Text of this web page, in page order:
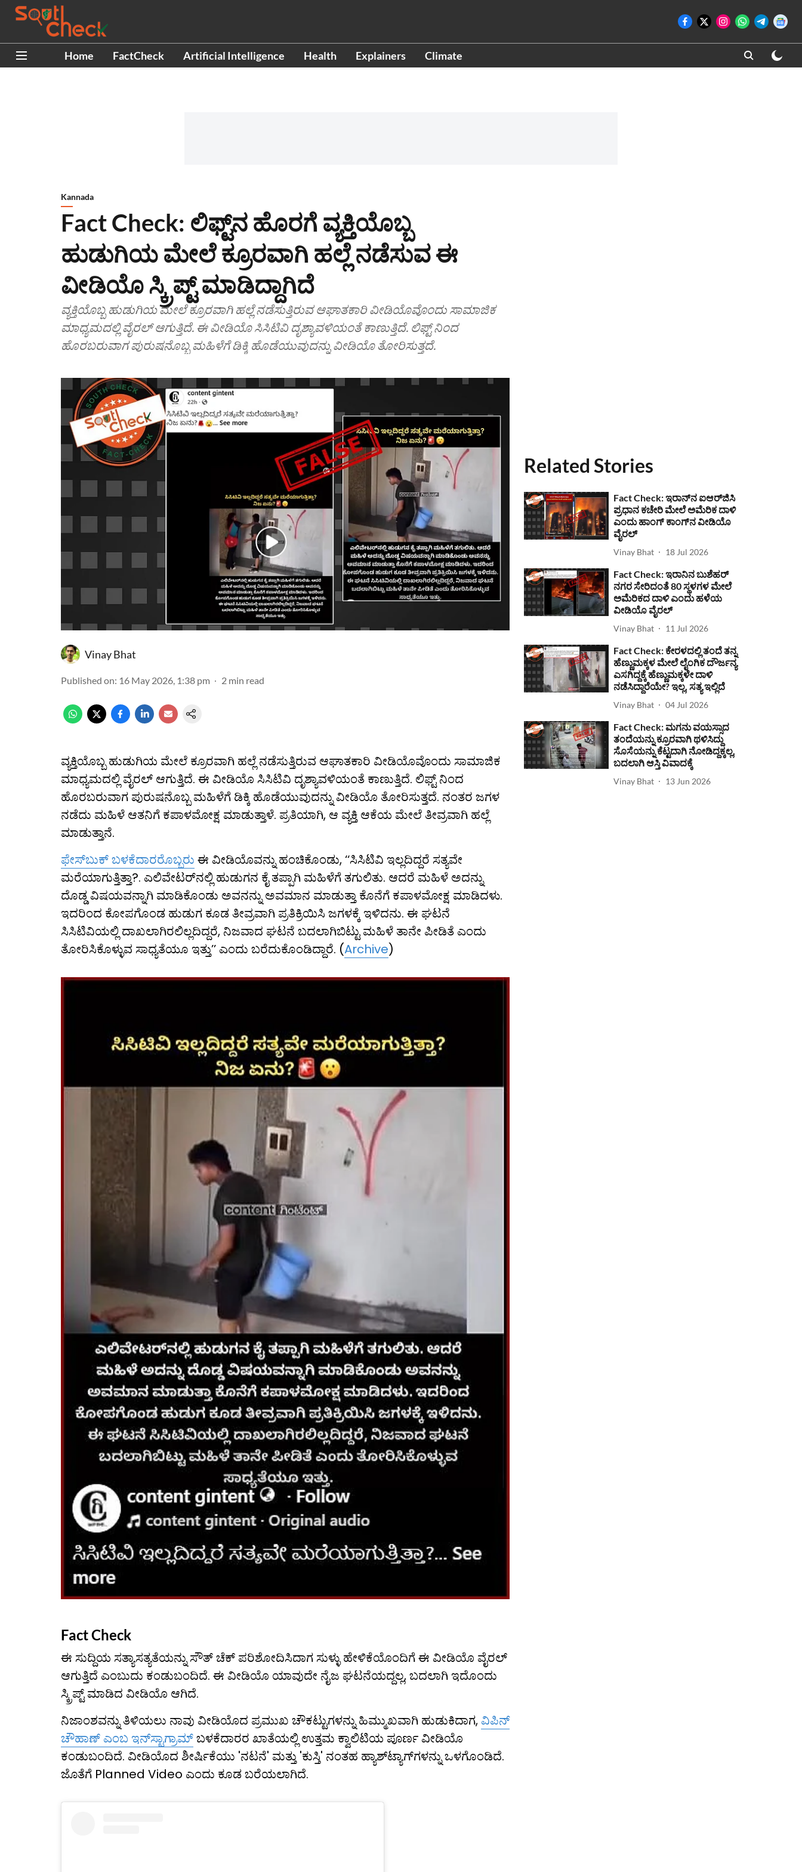
Home FactCheck Artificial Intelligence Health Explainers Climate
Kannada
Fact Check: ಲಿಫ್ಟ್‌ನ ಹೊರಗೆ ವ್ಯಕ್ತಿಯೊಬ್ಬ
ಹುಡುಗಿಯ ಮೇಲೆ ಕ್ರೂರವಾಗಿ ಹಲ್ಲೆ ನಡೆಸುವ ಈ
ವೀಡಿಯೊ ಸ್ಕ್ರಿಪ್ಟ್ ಮಾಡಿದ್ದಾಗಿದೆ
ವ್ಯಕ್ತಿಯೊಬ್ಬ ಹುಡುಗಿಯ ಮೇಲೆ ಕ್ರೂರವಾಗಿ ಹಲ್ಲೆ ನಡೆಸುತ್ತಿರುವ ಆಘಾತಕಾರಿ ವೀಡಿಯೊವೊಂದು ಸಾಮಾಜಿಕ
ಮಾಧ್ಯಮದಲ್ಲಿ ವೈರಲ್ ಆಗುತ್ತಿದೆ. ಈ ವೀಡಿಯೊ ಸಿಸಿಟಿವಿ ದೃಶ್ಯಾವಳಿಯಂತೆ ಕಾಣುತ್ತಿದೆ. ಲಿಫ್ಟ್ ನಿಂದ
ಹೊರಬರುವಾಗ ಪುರುಷನೊಬ್ಬ ಮಹಿಳೆಗೆ ಡಿಕ್ಕಿ ಹೊಡೆಯುವುದನ್ನು ವೀಡಿಯೊ ತೋರಿಸುತ್ತದೆ.
Vinay Bhat
Published on: 16 May 2026, 1:38 pm 2 min read
ವ್ಯಕ್ತಿಯೊಬ್ಬ ಹುಡುಗಿಯ ಮೇಲೆ ಕ್ರೂರವಾಗಿ ಹಲ್ಲೆ ನಡೆಸುತ್ತಿರುವ ಆಘಾತಕಾರಿ ವೀಡಿಯೊವೊಂದು ಸಾಮಾಜಿಕ
ಮಾಧ್ಯಮದಲ್ಲಿ ವೈರಲ್ ಆಗುತ್ತಿದೆ. ಈ ವೀಡಿಯೊ ಸಿಸಿಟಿವಿ ದೃಶ್ಯಾವಳಿಯಂತೆ ಕಾಣುತ್ತಿದೆ. ಲಿಫ್ಟ್ ನಿಂದ
ಹೊರಬರುವಾಗ ಪುರುಷನೊಬ್ಬ ಮಹಿಳೆಗೆ ಡಿಕ್ಕಿ ಹೊಡೆಯುವುದನ್ನು ವೀಡಿಯೊ ತೋರಿಸುತ್ತದೆ. ನಂತರ ಜಗಳ
ನಡೆದು ಮಹಿಳೆ ಆತನಿಗೆ ಕಪಾಳಮೋಕ್ಷ ಮಾಡುತ್ತಾಳೆ. ಪ್ರತಿಯಾಗಿ, ಆ ವ್ಯಕ್ತಿ ಆಕೆಯ ಮೇಲೆ ತೀವ್ರವಾಗಿ ಹಲ್ಲೆ
ಮಾಡುತ್ತಾನೆ.
ಫೇಸ್​ಬುಕ್ ಬಳಕೆದಾರರೊಬ್ಬರು ಈ ವೀಡಿಯೊವನ್ನು ಹಂಚಿಕೊಂಡು, ‘‘ಸಿಸಿಟಿವಿ ಇಲ್ಲದಿದ್ದರೆ ಸತ್ಯವೇ
ಮರೆಯಾಗುತ್ತಿತ್ತಾ?. ಎಲಿವೇಟರ್‌ನಲ್ಲಿ ಹುಡುಗನ ಕೈ ತಪ್ಪಾಗಿ ಮಹಿಳೆಗೆ ತಗುಲಿತು. ಆದರೆ ಮಹಿಳೆ ಅದನ್ನು
ದೊಡ್ಡ ವಿಷಯವನ್ನಾಗಿ ಮಾಡಿಕೊಂಡು ಅವನನ್ನು ಅವಮಾನ ಮಾಡುತ್ತಾ ಕೊನೆಗೆ ಕಪಾಳಮೋಕ್ಷ ಮಾಡಿದಳು.
ಇದರಿಂದ ಕೋಪಗೊಂಡ ಹುಡುಗ ಕೂಡ ತೀವ್ರವಾಗಿ ಪ್ರತಿಕ್ರಿಯಿಸಿ ಜಗಳಕ್ಕೆ ಇಳಿದನು. ಈ ಘಟನೆ
ಸಿಸಿಟಿವಿಯಲ್ಲಿ ದಾಖಲಾಗಿರಲಿಲ್ಲದಿದ್ದರೆ, ನಿಜವಾದ ಘಟನೆ ಬದಲಾಗಿಬಿಟ್ಟು ಮಹಿಳೆ ತಾನೇ ಪೀಡಿತೆ ಎಂದು
ತೋರಿಸಿಕೊಳ್ಳುವ ಸಾಧ್ಯತೆಯೂ ಇತ್ತು’’ ಎಂದು ಬರೆದುಕೊಂಡಿದ್ದಾರೆ. (Archive)
Fact Check
ಈ ಸುದ್ದಿಯ ಸತ್ಯಾಸತ್ಯತೆಯನ್ನು ಸೌತ್ ಚೆಕ್ ಪರಿಶೋದಿಸಿದಾಗ ಸುಳ್ಳು ಹೇಳಿಕೆಯೊಂದಿಗೆ ಈ ವೀಡಿಯೊ ವೈರಲ್
ಆಗುತ್ತಿದೆ ಎಂಬುದು ಕಂಡುಬಂದಿದೆ. ಈ ವೀಡಿಯೊ ಯಾವುದೇ ನೈಜ ಘಟನೆಯದ್ದಲ್ಲ, ಬದಲಾಗಿ ಇದೊಂದು
ಸ್ಕ್ರಿಪ್ಟ್ ಮಾಡಿದ ವೀಡಿಯೊ ಆಗಿದೆ.
ನಿಜಾಂಶವನ್ನು ತಿಳಿಯಲು ನಾವು ವೀಡಿಯೊದ ಪ್ರಮುಖ ಚೌಕಟ್ಟುಗಳನ್ನು ಹಿಮ್ಮುಖವಾಗಿ ಹುಡುಕಿದಾಗ, ವಿಪಿನ್
ಚೌಹಾಣ್ ಎಂಬ ಇನ್‌ಸ್ಟಾಗ್ರಾಮ್ಬಳಕೆದಾರರ ಖಾತೆಯಲ್ಲಿ ಉತ್ತಮ ಕ್ವಾಲಿಟಿಯ ಪೂರ್ಣ ವೀಡಿಯೊ
ಕಂಡುಬಂದಿದೆ. ವೀಡಿಯೊದ ಶೀರ್ಷಿಕೆಯು 'ನಟನೆ' ಮತ್ತು 'ಕುಸ್ತಿ' ನಂತಹ ಹ್ಯಾಶ್‌ಟ್ಯಾಗ್‌ಗಳನ್ನು ಒಳಗೊಂಡಿದೆ.
ಜೊತೆಗೆ Planned Video ಎಂದು ಕೂಡ ಬರೆಯಲಾಗಿದೆ.
Related Stories
Fact Check: ಇರಾನ್‌ನ ಐಆರ್‌ಜಿಸಿ
ಪ್ರಧಾನ ಕಚೇರಿ ಮೇಲೆ ಅಮೆರಿಕ ದಾಳಿ
ಎಂದು ಹಾಂಗ್ ಕಾಂಗ್​ನ ವೀಡಿಯೊ
ವೈರಲ್
Vinay Bhat 18 Jul 2026
Fact Check: ಇರಾನಿನ ಬುಶೆಹರ್
ನಗರ ಸೇರಿದಂತೆ 80 ಸ್ಥಳಗಳ ಮೇಲೆ
ಅಮೆರಿಕದ ದಾಳಿ ಎಂದು ಹಳೆಯ
ವೀಡಿಯೊ ವೈರಲ್
Vinay Bhat 11 Jul 2026
Fact Check: ಕೇರಳದಲ್ಲಿ ತಂದೆ ತನ್ನ
ಹೆಣ್ಣುಮಕ್ಕಳ ಮೇಲೆ ಲೈಂಗಿಕ ದೌರ್ಜನ್ಯ
ಎಸಗಿದ್ದಕ್ಕೆ ಹೆಣ್ಣುಮಕ್ಕಳೇ ದಾಳಿ
ನಡೆಸಿದ್ದಾರೆಯೇ? ಇಲ್ಲ, ಸತ್ಯ ಇಲ್ಲಿದೆ
Vinay Bhat 04 Jul 2026
Fact Check: ಮಗನು ವಯಸ್ಸಾದ
ತಂದೆಯನ್ನು ಕ್ರೂರವಾಗಿ ಥಳಿಸಿದ್ದು
ಸೊಸೆಯನ್ನು ಕೆಟ್ಟದಾಗಿ ನೋಡಿದ್ದಕ್ಕಲ್ಲ,
ಬದಲಾಗಿ ಆಸ್ತಿ ವಿವಾದಕ್ಕೆ
Vinay Bhat 13 Jun 2026